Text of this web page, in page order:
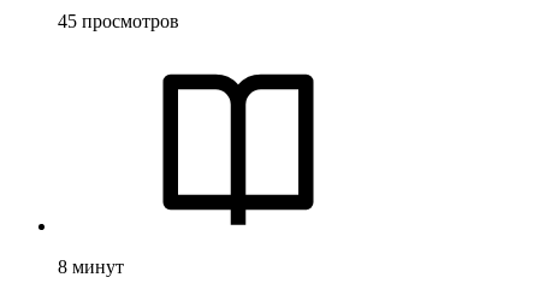
45 просмотров
8 минут